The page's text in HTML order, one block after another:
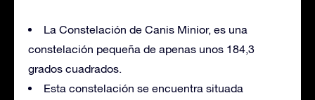
La Constelación de Canis Minior, es una
constelación pequeña de apenas unos 184,3
grados cuadrados.
Esta constelación se encuentra situada